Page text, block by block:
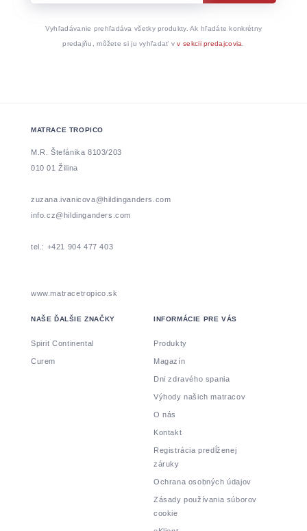
Vyhľadávanie prehľadáva všetky produkty. Ak hľadáte konkrétny
predajňu, môžete si ju vyhľadať vv sekcii predajcovia
MATRACE TROPICO
M.R. Štefánika 8103/203
010 01 Žilina
zuzana.ivanicova@hildinganders.com
info.cz@hildinganders.com
tel.: +421 904 477 403
www.matracetropico.sk
NAŠE ĎALŠIE ZNAČKY
Spirit Continental
Curem
INFORMÁCIE PRE VÁS
Produkty
Magazín
Dni zdravého spania
Výhody našich matracov
O nás
Kontakt
Registrácia predĺženej
záruky
Ochrana osobných údajov
Zásady používania súborov
cookie